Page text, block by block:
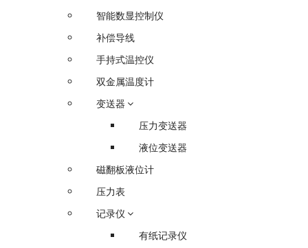
智能数显控制仪
补偿导线
手持式温控仪
双金属温度计
变送器
压力变送器
液位变送器
磁翻板液位计
压力表
记录仪
有纸记录仪